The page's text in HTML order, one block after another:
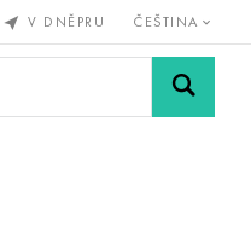
V DNĚPRU ČEŠTINA
Sítě a